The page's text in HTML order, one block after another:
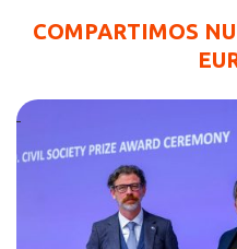
COMPARTIMOS